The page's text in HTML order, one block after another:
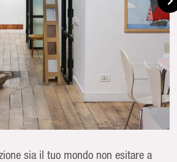
sia il tuo mondo non esitare a